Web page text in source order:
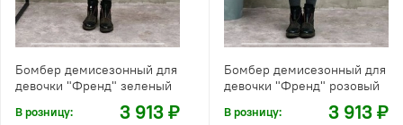
Бомбер демисезонный для
девочки "Френд" зеленый
В розницу: 3 913 ₽
Бомбер демисезонный для
девочки "Френд" розовый
В розницу: 3 913 ₽